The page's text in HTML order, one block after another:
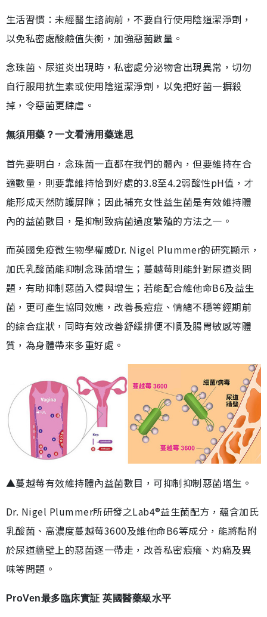
生活習慣：未經醫生諮詢前，不要自行使用陰道潔淨劑，
以免私密處酸鹼值失衡，加強惡菌數量。
念珠菌、尿道炎出現時，私密處分泌物會出現異常，切勿
自行服用抗生素或使用陰道潔淨劑，以免把好菌一摒殺
掉，令惡菌更肆虐。
無須用藥？一文看清用藥迷思
首先要明白，念珠菌一直都在我們的體內，但要維持在合
適數量，則要靠維持恰到好處的3.8至4.2弱酸性pH值，才
能形成天然防護屏障；因此補充女性益生菌是有效維持體
內的益菌數目，是抑制致病菌過度繁殖的方法之一。
而英國免疫微生物學權威Dr. Nigel Plummer的研究顯示，
加氏乳酸菌能抑制念珠菌增生；蔓越莓則能針對尿道炎問
題，有助抑制惡菌入侵與增生；若能配合維他命B6及益生
菌，更可產生協同效應，改善長痘痘、情緒不穩等經期前
的綜合症狀，同時有效改善舒緩排便不順及腸胃敏感等體
質，為身體帶來多重好處。
▲蔓越莓有效維持體內益菌數目，可抑制抑制惡菌增生。
Dr. Nigel Plummer所研發之Lab4®益生菌配方，蘊含加氏
乳酸菌、高濃度蔓越莓3600及維他命B6等成分，能將黏附
於尿道牆壁上的惡菌逐一帶走，改善私密痕癢、灼痛及異
味等問題。
ProVen最多臨床實証 英國醫藥級水平